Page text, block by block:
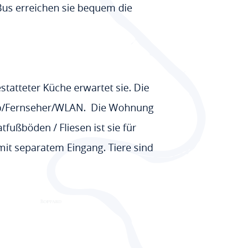
erreichen sie bequem die
Küche erwartet sie. Die
WLAN. Die Wohnung
/ Fliesen ist sie für
separatem Eingang. Tiere sind